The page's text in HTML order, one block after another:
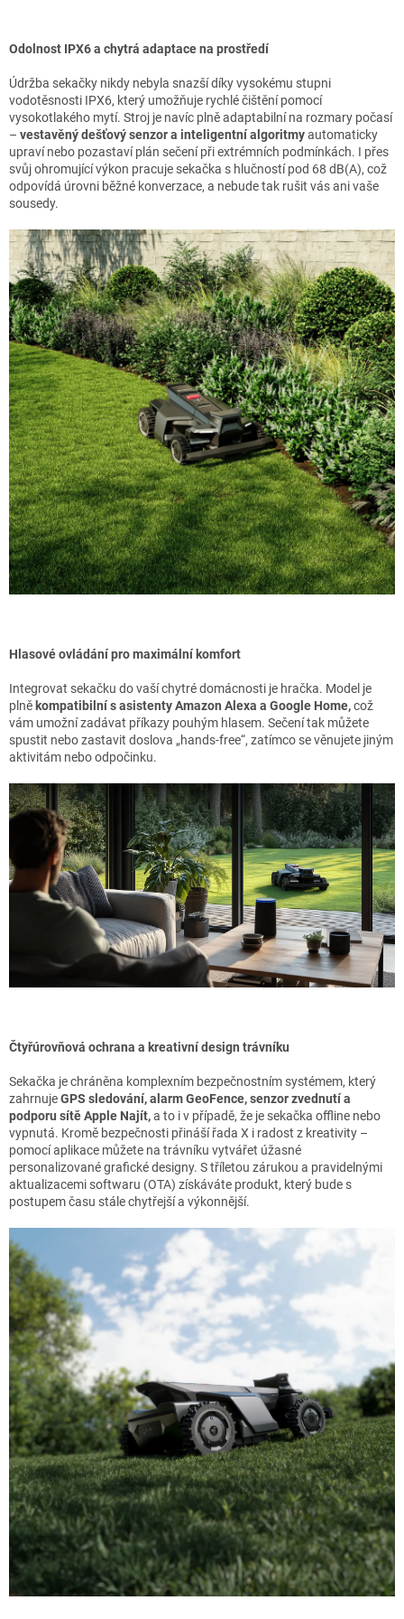
Odolnost IPX6 a chytrá adaptace na prostředí
Údržba sekačky nikdy nebyla snazší díky vysokému stupni
vodotěsnosti IPX6, který umožňuje rychlé čištění pomocí
vysokotlakého mytí. Stroj je navíc plně adaptabilní na rozmary počasí
– vestavěný dešťový senzor a inteligentní algoritmyautomaticky
upraví nebo pozastaví plán sečení při extrémních podmínkách. I přes
svůj ohromující výkon pracuje sekačka s hlučností pod 68 dB(A), což
odpovídá úrovni běžné konverzace, a nebude tak rušit vás ani vaše
sousedy.
Hlasové ovládání pro maximální komfort
Integrovat sekačku do vaší chytré domácnosti je hračka. Model je
plně kompatibilní s asistenty Amazon Alexa a Google Home,což
vám umožní zadávat příkazy pouhým hlasem. Sečení tak můžete
spustit nebo zastavit doslova „hands-free“, zatímco se věnujete jiným
aktivitám nebo odpočinku.
Čtyřúrovňová ochrana a kreativní design trávníku
Sekačka je chráněna komplexním bezpečnostním systémem, který
zahrnujeGPS sledování, alarm GeoFence, senzor zvednutí a
podporu sítě Apple Najít,a to i v případě, že je sekačka offline nebo
vypnutá. Kromě bezpečnosti přináší řada X i radost z kreativity –
pomocí aplikace můžete na trávníku vytvářet úžasné
personalizované grafické designy. S tříletou zárukou a pravidelnými
aktualizacemi softwaru (OTA) získáváte produkt, který bude s
postupem času stále chytřejší a výkonnější.